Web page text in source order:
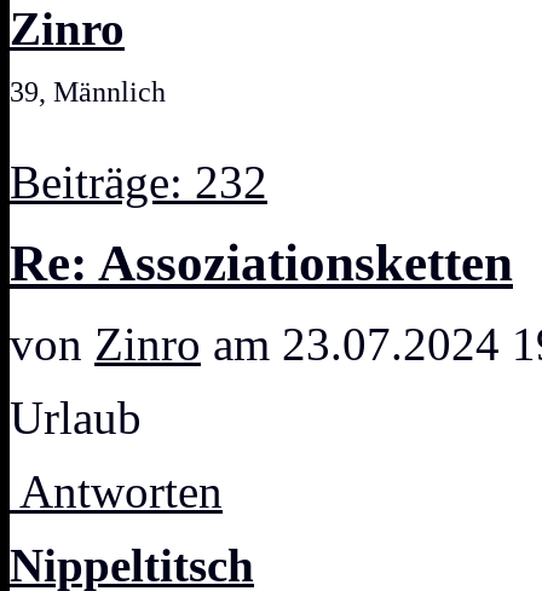
Zinro
39, Männlich
Beiträge: 232
Re: Assoziationsketten
von Zinro am 23.07.2024
Urlaub
Antworten
Nippeltitsch